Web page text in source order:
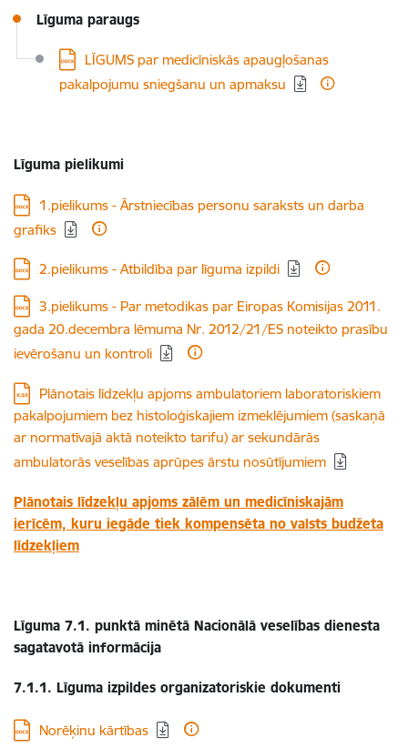
Līguma paraugs
Lejupielādēt:
LĪGUMS par medicīniskās apaugļošanas
pakalpojumu sniegšanu un apmaksu
Līguma pielikumi
Lejupielādēt:
1.pielikums - Ārstniecības personu saraksts un darba
grafiks
Lejupielādēt:
2.pielikums - Atbildība par līguma izpildi
Lejupielādēt:
3.pielikums - Par metodikas par Eiropas Komisijas 2011.
gada 20.decembra lēmuma Nr. 2012/21/ES noteikto prasību
ievērošanu un kontroli
Plānotais līdzekļu apjoms ambulatoriem laboratoriskiem
pakalpojumiem bez histoloģiskajiem izmeklējumiem (saskaņā
ar normatīvajā aktā noteikto tarifu) ar sekundārās
ambulatorās veselības aprūpes ārstu nosūtījumiem
Plānotais līdzekļu apjoms zālēm un medicīniskajām
ierīcēm, kuru iegāde tiek kompensēta no valsts budžeta
līdzekļiem
Līguma 7.1. punktā minētā Nacionālā veselības dienesta
sagatavotā informācija
7.1.1. Līguma izpildes organizatoriskie dokumenti
Lejupielādēt:
Norēķinu kārtības